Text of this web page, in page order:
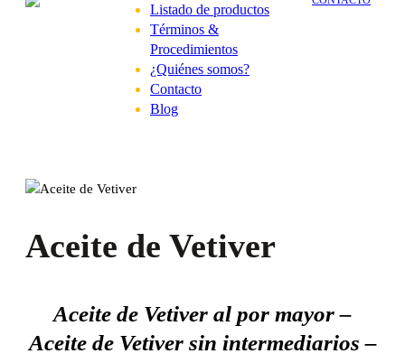
Listado de productos
Términos &
Procedimientos
¿Quiénes somos?
Contacto
Blog
Aceite de Vetiver
Aceite de Vetiver al por mayor –
Aceite de Vetiver sin intermediarios –